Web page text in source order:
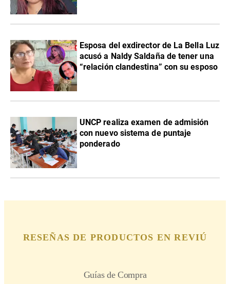
Esposa del exdirector de La Bella Luz
acusó a Naldy Saldaña de tener una
“relación clandestina” con su esposo
UNCP realiza examen de admisión
con nuevo sistema de puntaje
ponderado